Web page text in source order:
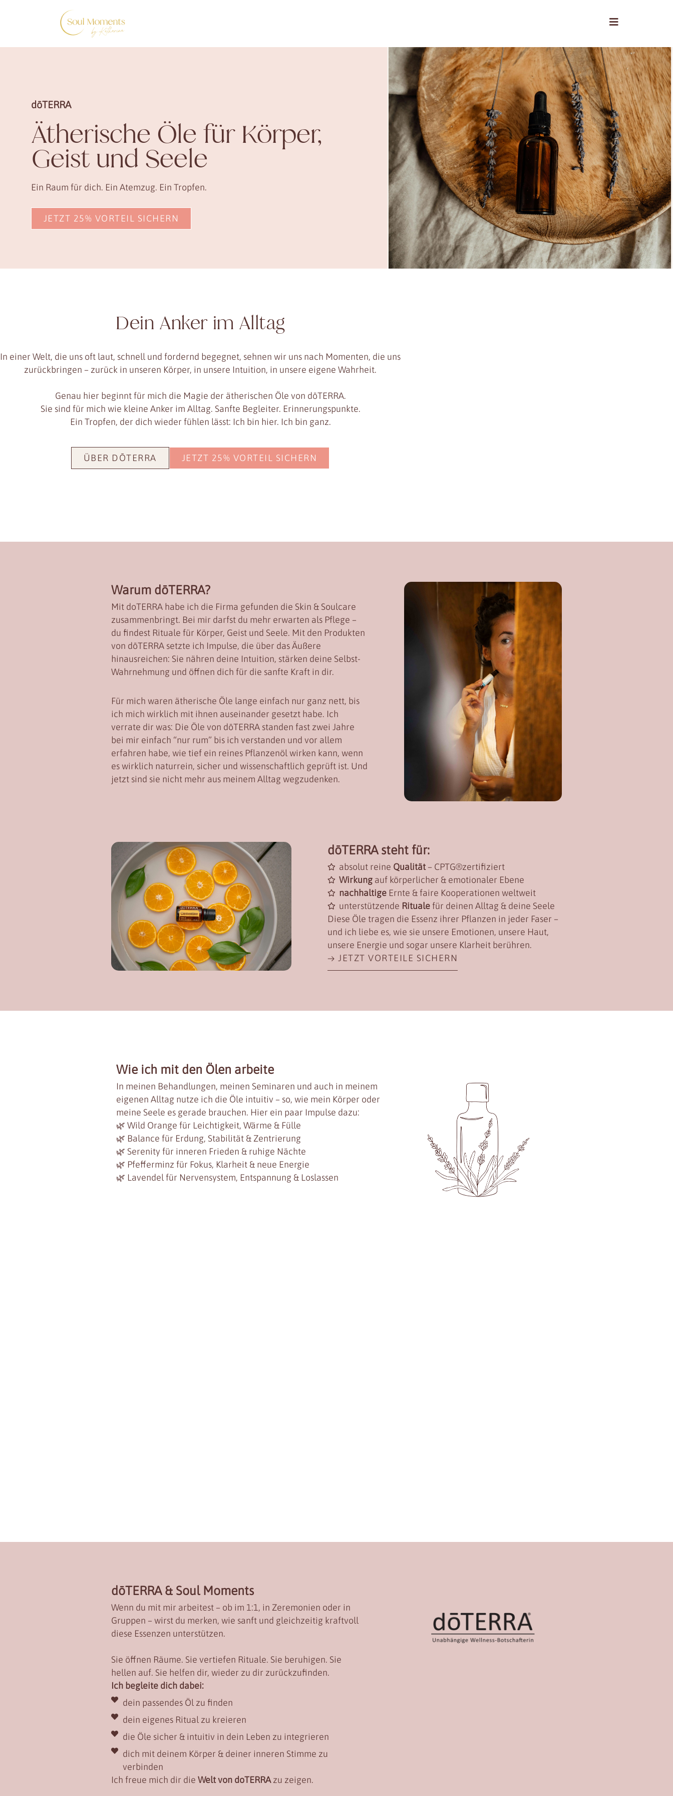
dōTERRA
Ätherische Öle für Körper,
Geist und Seele
Ein Raum für dich. Ein Atemzug. Ein Tropfen.
JETZT 25% VORTEIL SICHERN
Dein Anker im Alltag
In einer Welt, die uns oft laut, schnell und fordernd begegnet, sehnen wir uns nach Momenten, die uns
zurückbringen – zurück in unseren Körper, in unsere Intuition, in unsere eigene Wahrheit.
Genau hier beginnt für mich die Magie der ätherischen Öle von dōTERRA.
Sie sind für mich wie kleine Anker im Alltag. Sanfte Begleiter. Erinnerungspunkte.
Ein Tropfen, der dich wieder fühlen lässt: Ich bin hier. Ich bin ganz.
ÜBER DŌTERRA JETZT 25% VORTEIL SICHERN
Warum dōTERRA?
Mit doTERRA habe ich die Firma gefunden die Skin & Soulcare
zusammenbringt. Bei mir darfst du mehr erwarten als Pflege –
du findest Rituale für Körper, Geist und Seele. Mit den Produkten
von dōTERRA setzte ich Impulse, die über das Äußere
hinausreichen: Sie nähren deine Intuition, stärken deine Selbst-
Wahrnehmung und öffnen dich für die sanfte Kraft in dir.
Für mich waren ätherische Öle lange einfach nur ganz nett, bis
ich mich wirklich mit ihnen auseinander gesetzt habe. Ich
verrate dir was: Die Öle von dōTERRA standen fast zwei Jahre
bei mir einfach “nur rum” bis ich verstanden und vor allem
erfahren habe, wie tief ein reines Pflanzenöl wirken kann, wenn
es wirklich naturrein, sicher und wissenschaftlich geprüft ist. Und
jetzt sind sie nicht mehr aus meinem Alltag wegzudenken.
dōTERRA steht für:
absolut reine Qualität– CPTG®zertifiziert
Wirkungauf körperlicher & emotionaler Ebene
nachhaltigeErnte & faire Kooperationen weltweit
unterstützende Ritualefür deinen Alltag & deine Seele
Diese Öle tragen die Essenz ihrer Pflanzen in jeder Faser –
und ich liebe es, wie sie unsere Emotionen, unsere Haut,
unsere Energie und sogar unsere Klarheit berühren.
→ JETZT VORTEILE SICHERN
Wie ich mit den Ölen arbeite
In meinen Behandlungen, meinen Seminaren und auch in meinem
eigenen Alltag nutze ich die Öle intuitiv – so, wie mein Körper oder
meine Seele es gerade brauchen. Hier ein paar Impulse dazu:
🌿 Wild Orange für Leichtigkeit, Wärme & Fülle
🌿 Balance für Erdung, Stabilität & Zentrierung
🌿 Serenity für inneren Frieden & ruhige Nächte
🌿 Pfefferminz für Fokus, Klarheit & neue Energie
🌿 Lavendel für Nervensystem, Entspannung & Loslassen
dōTERRA & Soul Moments
Wenn du mit mir arbeitest – ob im 1:1, in Zeremonien oder in
Gruppen – wirst du merken, wie sanft und gleichzeitig kraftvoll
diese Essenzen unterstützen.
Sie öffnen Räume. Sie vertiefen Rituale. Sie beruhigen. Sie
hellen auf. Sie helfen dir, wieder zu dir zurückzufinden.
Ich begleite dich dabei:
dein passendes Öl zu finden
dein eigenes Ritual zu kreieren
die Öle sicher & intuitiv in dein Leben zu integrieren
dich mit deinem Körper & deiner inneren Stimme zu
verbinden
Ich freue mich dir die Welt von doTERRAzu zeigen.